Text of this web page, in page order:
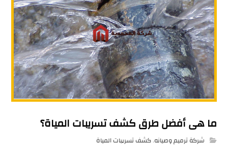
ما هى أفضل طرق كشف تسريبات المياة؟
شركة ترميم وصيانه,كشف تسريبات المياة